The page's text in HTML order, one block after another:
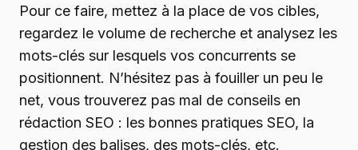
Pour ce faire, mettez à la place de vos cibles,
regardez le volume de recherche et analysez les
mots-clés sur lesquels vos concurrents se
positionnent. N’hésitez pas à fouiller un peu le
net, vous trouverez pas mal de conseils en
rédaction SEO : les bonnes pratiques SEO, la
gestion des balises, des mots-clés, etc.